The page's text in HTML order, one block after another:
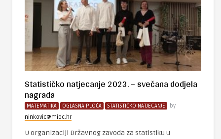
Statističko natjecanje 2023. – svečana dodjela
nagrada
MATEMATIKA OGLASNA PLOČA STATISTIČKO NATJECANJE
by
ninkovic@mioc.hr
U organizaciji Državnog zavoda za statistiku u